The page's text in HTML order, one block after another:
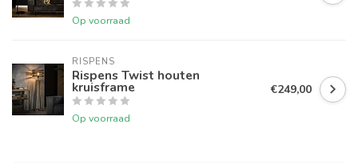
Op voorraad
RISPENS
Rispens Twist houten
kruisframe
Op voorraad
€249,00